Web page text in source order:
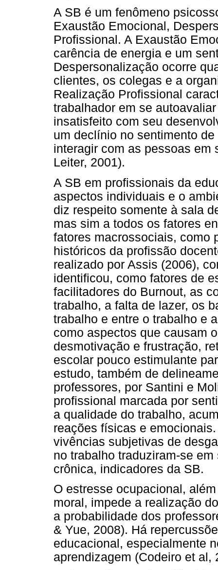
A SB é um fenômeno
Exaustão Emocional,
Profissional. A Exaustão
carência de energia e um
Despersonalização ocorre
clientes, os colegas e a
Realização Profissional
trabalhador em se
insatisfeito com seu
um declínio no sentimento
interagir com as pessoas em
Leiter, 2001).
A SB em profissionais da
aspectos individuais e o
diz respeito somente à sala
mas sim a todos os fatores
fatores macrossociais, como
históricos da profissão
realizado por Assis (2006),
identificou, como fatores de
facilitadores do Burnout, as
trabalho, a falta de lazer, os
trabalho e entre o trabalho e
como aspectos que causam
desmotivação e frustração,
escolar pouco estimulante
estudo, também de
professores, por Santini e
profissional marcada por
a qualidade do trabalho,
reações físicas e
vivências subjetivas de
no trabalho traduziram-se
crônica, indicadores da SB.
O estresse ocupacional,
moral, impede a realização
a probabilidade dos
& Yue, 2008). Há
educacional, especialmente
aprendizagem (Codeiro et al,